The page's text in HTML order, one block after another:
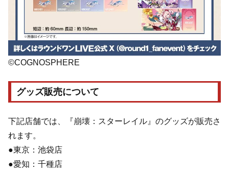
©COGNOSPHERE
グッズ販売について
下記店舗では、『崩壊：スターレイル』のグッズが販売さ
れます。
●東京：池袋店
●愛知：千種店